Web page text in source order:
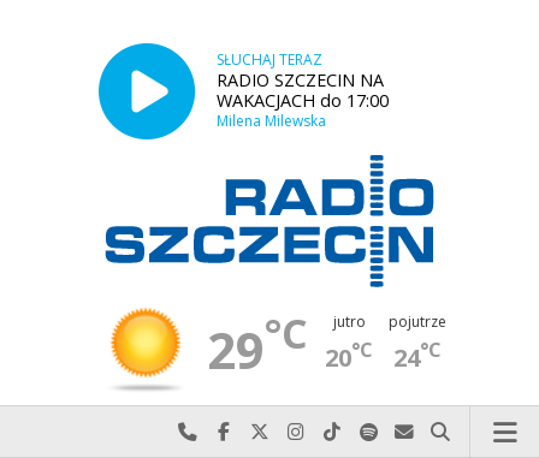
SŁUCHAJ TERAZ
RADIO SZCZECIN NA
WAKACJACH do 17:00
Milena Milewska
29°C jutro
20°C
pojutrze
24°C
Najlepiej po prostu do nas zadzwoń
Odwiedź nas na Facebook-u
Odwiedź nas na X
Odwiedź nas na Instagram-ie
Odwiedź nas na TikTok-u
Szukaj nas na Spotify
Wyślij do nas
Szukaj